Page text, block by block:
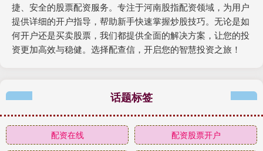
捷、安全的股票配资服务。专注于河南股指配资领域，为用户
提供详细的开户指导，帮助新手快速掌握炒股技巧。无论是如
何开户还是买卖股票，我们都提供全面的解决方案，让您的投
资更加高效与稳健。选择配查信，开启您的智慧投资之旅！
话题标签
配资在线 配资股票开户